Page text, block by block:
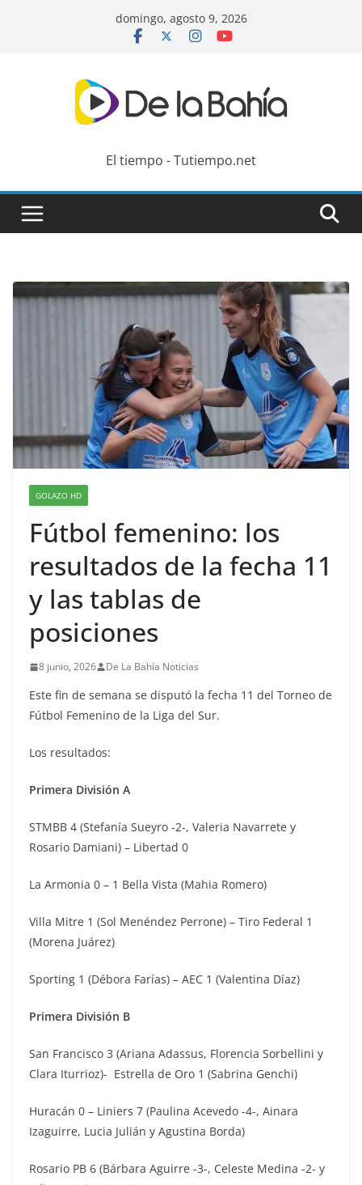
domingo, agosto 9, 2026
El tiempo - Tutiempo.net
GOLAZO HD
Fútbol femenino: los
resultados de la fecha 11
y las tablas de
posiciones
8 junio, 2026 De La Bahía Noticias
Este fin de semana se disputó la fecha 11 del Torneo de
Fútbol Femenino de la Liga del Sur.
Los resultados:
Primera División A
STMBB 4 (Stefanía Sueyro -2-, Valeria Navarrete y
Rosario Damiani) – Libertad 0
La Armonia 0 – 1 Bella Vista (Mahia Romero)
Villa Mitre 1 (Sol Menéndez Perrone) – Tiro Federal 1
(Morena Juárez)
Sporting 1 (Débora Farías) – AEC 1 (Valentina Díaz)
Primera División B
San Francisco 3 (Ariana Adassus, Florencia Sorbellini y
Clara Iturrioz)- Estrella de Oro 1 (Sabrina Genchi)
Huracán 0 – Liniers 7 (Paulina Acevedo -4-, Ainara
Izaguirre, Lucia Julián y Agustina Borda)
Rosario PB 6 (Bárbara Aguirre -3-, Celeste Medina -2- y